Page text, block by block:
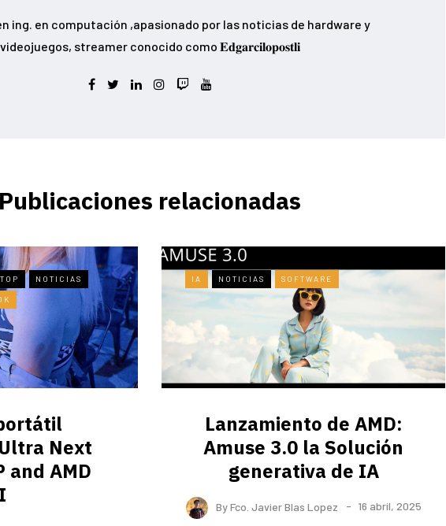
ing. en computación ,apasionado por las noticias de hardware y
videojuegos, streamer conocido como 𝐄𝐝𝐠𝐚𝐫𝐜𝐢𝐥𝐨𝐩𝐨𝐬𝐭𝐥𝐢
Publicaciones relacionadas
NOTICIAS
​Next
and AMD
IA NOTICIAS SOFTWARE
Lanzamiento de AMD:
Amuse 3.0 la Solución
generativa de IA
ByFco. Javier Blas Lopez 16 abril, 2025